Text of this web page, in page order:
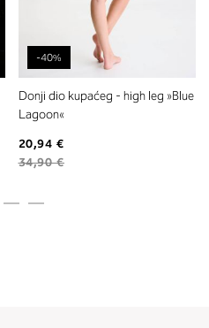
-40%
Donji dio kupaćeg - high leg »Blue
Lagoon«
20,94 €
34,90 €